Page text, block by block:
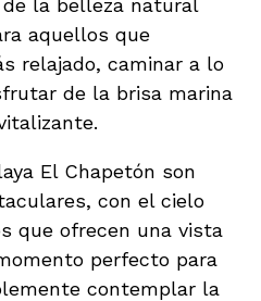
aquellos que
relajado, caminar a lo
de la brisa marina
El Chapetón son
con el cielo
que ofrecen una vista
perfecto para
contemplar la